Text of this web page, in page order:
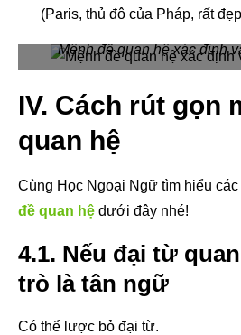
(Paris, thủ đô của Pháp, rất
Mệnh đề quan hệ xác định
IV. Cách rút gọn
quan hệ
Cùng Học Ngoại Ngữ tìm hiểu
đề quan hệ dưới đây nhé!
4.1. Nếu đại từ
trò là tân ngữ
Có thể lược bỏ đại từ.